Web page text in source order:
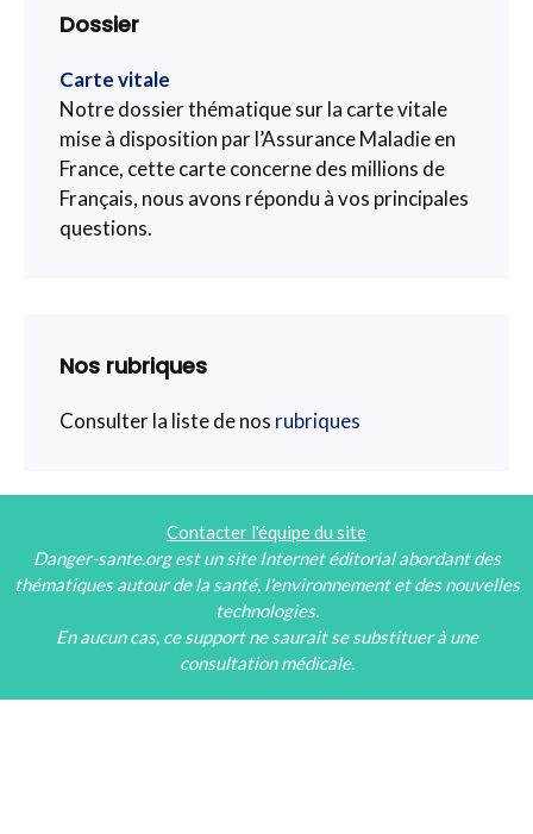
Dossier
Carte vitale
Notre dossier thématique sur la carte vitale
mise à disposition par l’Assurance Maladie en
France, cette carte concerne des millions de
Français, nous avons répondu à vos principales
questions.
Nos rubriques
Consulter la liste de nos rubriques
Contacter l'équipe du site
Danger-sante.org est un site Internet éditorial abordant des
thématiques autour de la santé, l'environnement et des nouvelles
technologies.
En aucun cas, ce support ne saurait se substituer à une
consultation médicale.